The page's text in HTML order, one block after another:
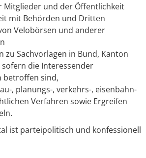
Mitglieder und der Öffentlichkeit
mit Behörden und Dritten
Velobörsen und anderer
zu Sachvorlagen in Bund, Kanton
die Interessender
betroffen sind,
, planungs-, verkehrs-, eisenbahn-
Verfahren sowie Ergreifen
ist parteipolitisch und konfessionell